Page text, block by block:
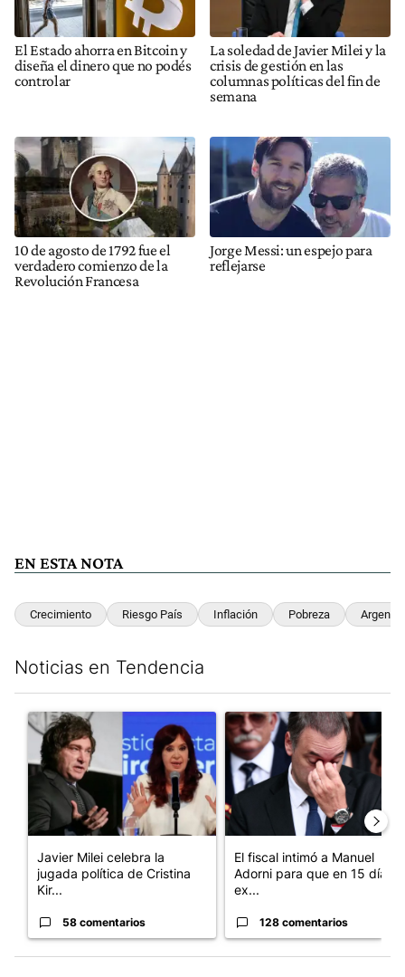
El Estado ahorra en Bitcoin y
diseña el dinero que no podés
controlar
La soledad de Javier Milei y la
crisis de gestión en las
columnas políticas del fin de
semana
10 de agosto de 1792 fue el
verdadero comienzo de la
Revolución Francesa
Jorge Messi: un espejo para
reflejarse
EN ESTA NOTA
Crecimiento Riesgo País Inflación Pobreza
Noticias en Tendencia
Un artículo de tendencia con el título "Javier Milei celebra la
Javier Milei celebra la
jugada política de Cristina
Kir...
58 comentarios
Un artículo de tendencia con
El fiscal intimó a Manuel
Adorni para que en 15 días
ex...
128 comentarios